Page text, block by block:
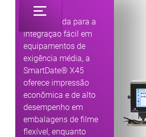
Desenvolvida para a
integração fácil em
equipamentos de
exigência média, a
SmartDate® X45
oferece impressão
econômica e de alto
desempenho em
embalagens de filme
flexível, enquanto